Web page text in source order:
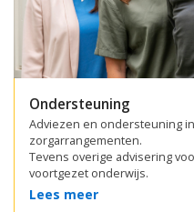
Ondersteuning
Adviezen en ondersteuning
zorgarrangementen.
Tevens overige advisering
voortgezet onderwijs.
Lees meer